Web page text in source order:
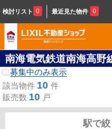
検討リスト 0 最近見た物件 0
南海電気鉄道南海高野
募集中のみ表示
該当物件 10 件
販売数 10 戸
駅で